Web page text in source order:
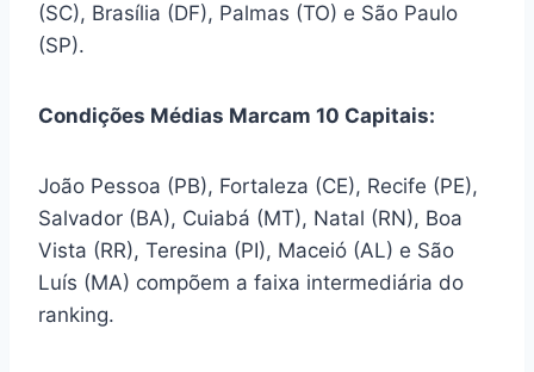
(SC), Brasília (DF), Palmas (TO) e São Paulo
(SP).
Condições Médias Marcam 10 Capitais:
João Pessoa (PB), Fortaleza (CE), Recife (PE),
Salvador (BA), Cuiabá (MT), Natal (RN), Boa
Vista (RR), Teresina (PI), Maceió (AL) e São
Luís (MA) compõem a faixa intermediária do
ranking.